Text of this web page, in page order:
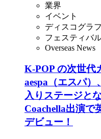
業界
イベント
ディスコグラ
フェスティバ
Overseas News
K-POP の次世代
aespa（エスパ
入りステージと
Coachella出演で
デビュー！